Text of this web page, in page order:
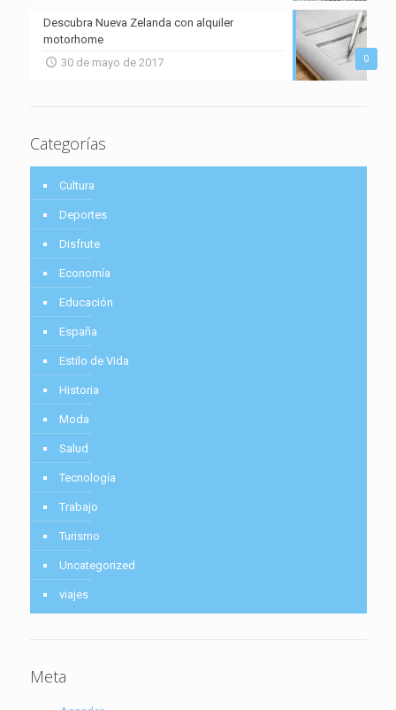
0
Descubra Nueva Zelanda con alquiler
motorhome
30 de mayo de 2017
Categorías
Cultura
Deportes
Disfrute
Economía
Educación
España
Estilo de Vida
Historia
Moda
Salud
Tecnología
Trabajo
Turismo
Uncategorized
viajes
Meta